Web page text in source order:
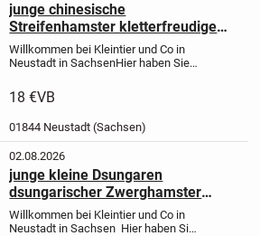
junge chinesische
Streifenhamster kletterfreudige
Hamster Zwerghamster
Kletterhamster kann klettern wie
Willkommen bei Kleintier und Co in
Neustadt in SachsenHier haben Sie
kleinen Schützling(e) direkt beim
Züchter zu bekommen. Jedes
Übergabe...
18 €VB
01844 Neustadt (Sachsen)
02.08.2026
junge kleine Dsungaren
dsungarischer Zwerghamster
dschungarischer Hamster bunt
Willkommen bei Kleintier und Co in
Neustadt in Sachsen Hier haben Sie